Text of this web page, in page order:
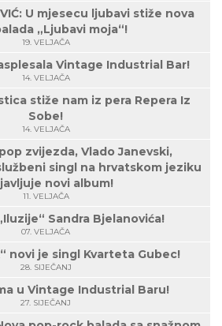
U mjesecu ljubavi stiže nova
„Ljubavi moja“!
19. VELJAČA
Vintage Industrial Bar!
14. VELJAČA
stiže nam iz pera Repera Iz
Sobe!
14. VELJAČA
zvijezda, Vlado Janevski,
singl na hrvatskom jeziku
novi album!
11. VELJAČA
Sandra Bjelanovića!
07. VELJAČA
novi je singl Kvarteta Gubec!
28. SIJEČANJ
u Vintage Industrial Baru!
27. SIJEČANJ